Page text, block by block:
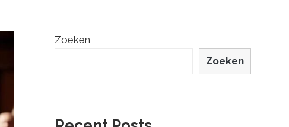
Zoeken
Zoeken